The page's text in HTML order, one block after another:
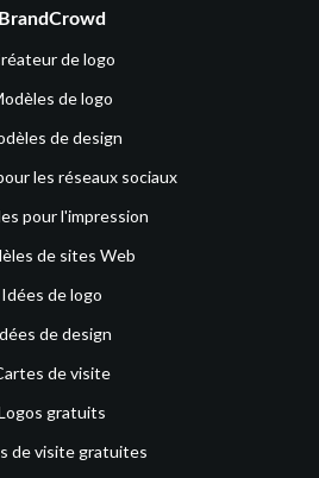
BrandCrowd
de logo
de logo
de design
les réseaux sociaux
pour l'impression
de sites Web
Idées de logo
de design
de visite
gratuits
de visite gratuites